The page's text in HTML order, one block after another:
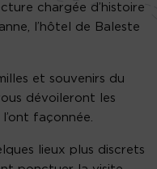
chargée d’histoire
l’hôtel de Baleste
et souvenirs du
dévoileront les
façonnée.
lieux plus discrets